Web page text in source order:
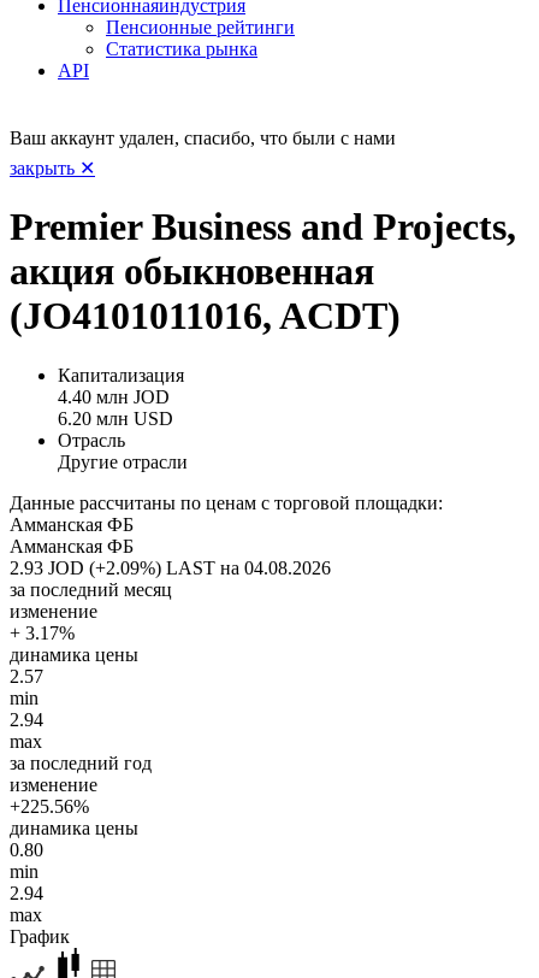
Пенсионнаяиндустрия
Пенсионные рейтинги
Статистика рынка
API
Ваш аккаунт удален, спасибо, что были с нами
закрыть ✕
Premier Business and Projects,
акция обыкновенная
(JO4101011016, ACDT)
Капитализация
4.40 млн JOD
6.20 млн USD
Отрасль
Другие отрасли
Данные рассчитаны по ценам с торговой площадки:
Амманская ФБ
Амманская ФБ
2.93 JOD (+2.09%) LAST на 04.08.2026
за последний месяц
изменение
+ 3.17%
динамика цены
2.57
min
2.94
max
за последний год
изменение
+225.56%
динамика цены
0.80
min
2.94
max
График